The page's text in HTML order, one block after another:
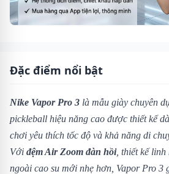
Đặc điểm nổi bật
Nike Vapor Pro 3 là mẫu giày chuyên
pickleball hiệu năng cao được thiết kế
chơi yêu thích tốc độ và khả năng di
Với đệm Air Zoom đàn hồi, thiết kế linh
ngoài cao su mới nhẹ hơn, Vapor Pro 3